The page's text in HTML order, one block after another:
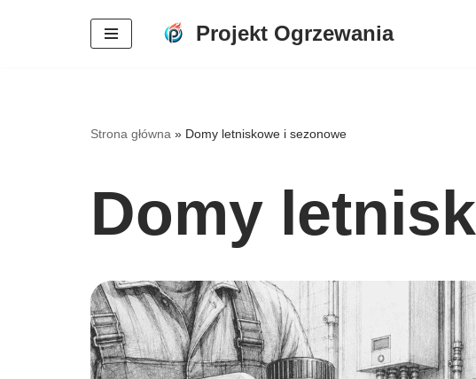
Projekt Ogrzewania
Strona główna » Domy letniskowe i sezonowe
Domy